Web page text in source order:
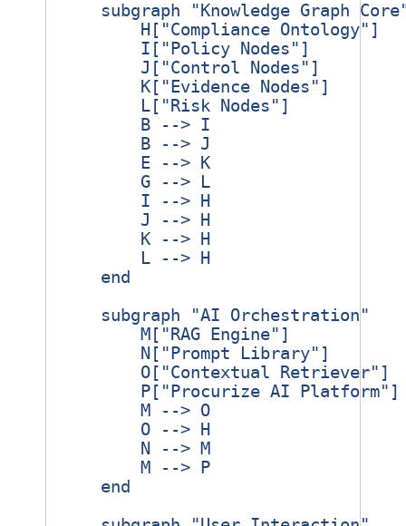
subgraph "Knowledge Graph
        H["Compliance Ontology"]
        I["Policy Nodes"]
        J["Control Nodes"]
        K["Evidence Nodes"]
        L["Risk Nodes"]
        B --> I
        B --> J
        E --> K
        G --> L
        I --> H
        J --> H
        K --> H
        L --> H
    end
    subgraph "AI Orchestration"
        M["RAG Engine"]
        N["Prompt Library"]
        O["Contextual Retriever"]
        P["Procurize AI Platform"]
        M --> O
        O --> H
        N --> M
        M --> P
    end